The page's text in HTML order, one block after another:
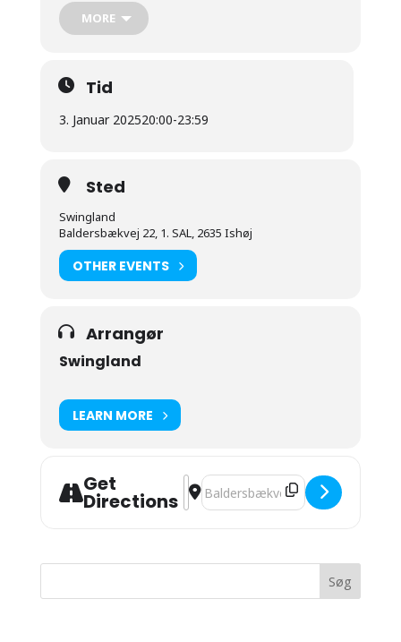
rum til Fræk fristende fredag.
Alle er velkomne, så start aftenen i relax området og
dem lokke til hed leg.
MORE
Tid
3. Januar 202520:00-23:59
Sted
Swingland
Baldersbækvej 22, 1. SAL, 2635 Ishøj
OTHER EVENTS
Arrangør
Swingland
LEARN MORE
Get
Directions
Address - Forførende fredag/BDSM
Destination Address -